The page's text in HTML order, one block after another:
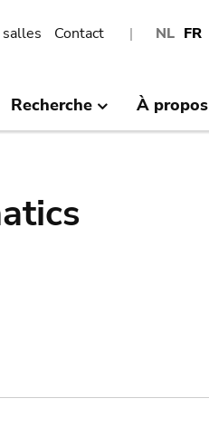
NL FR
Contact
Recherche À propos